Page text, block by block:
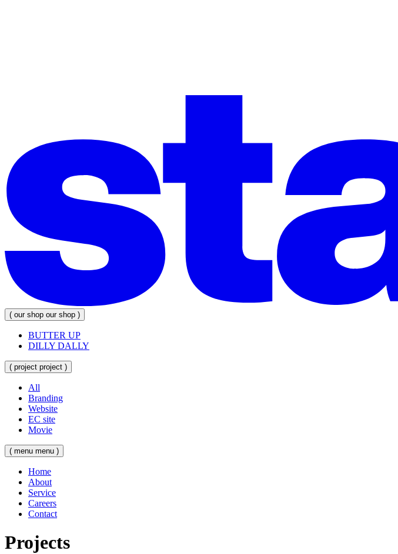
( our shop our shop )
BUTTER UP
DILLY DALLY
( project project )
All
Branding
Website
EC site
Movie
( menu menu )
Home
About
Service
Careers
Contact
Projects